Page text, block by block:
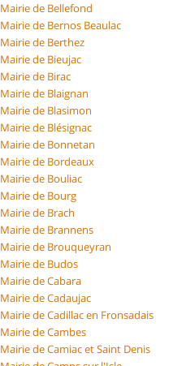
Mairie de Bellefond
Mairie de Bernos Beaulac
Mairie de Berthez
Mairie de Bieujac
Mairie de Birac
Mairie de Blaignan
Mairie de Blasimon
Mairie de Blésignac
Mairie de Bonnetan
Mairie de Bordeaux
Mairie de Bouliac
Mairie de Bourg
Mairie de Brach
Mairie de Brannens
Mairie de Brouqueyran
Mairie de Budos
Mairie de Cabara
Mairie de Cadaujac
Mairie de Cadillac en Fronsadais
Mairie de Cambes
Mairie de Camiac et Saint Denis